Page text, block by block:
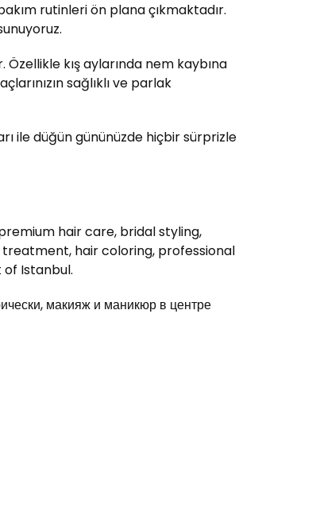
rutinleri ön plana çıkmaktadır.
kış aylarında nem kaybına
sağlıklı ve parlak
ile düğün gününüzde hiçbir sürprizle
hair care, bridal styling,
hair coloring, professional
Istanbul.
макияж и маникюр в центре